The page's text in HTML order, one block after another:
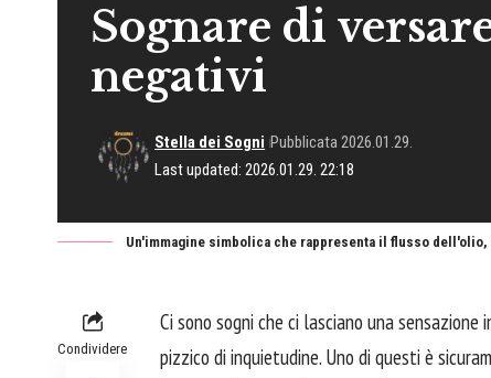
Sognare di
negativi
Last updated: 2026.01.29. 22:18
Stella dei Sogni Pubblicata 2026.01.29.
Un'immagine simbolica che rappresenta il flusso
Condividere
Ci sono sogni che ci lasciano una
pizzico di inquietudine. Uno di questi è